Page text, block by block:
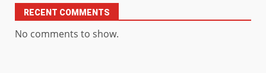
RECENT COMMENTS
No comments to show.